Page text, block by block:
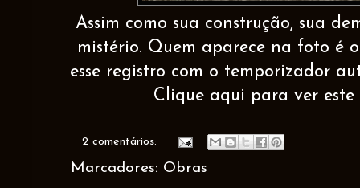
Assim como sua construção, sua
mistério. Quem aparece na foto é
esse registro com o temporizador
Clique aqui para ver
2 comentários:
Marcadores: Obras